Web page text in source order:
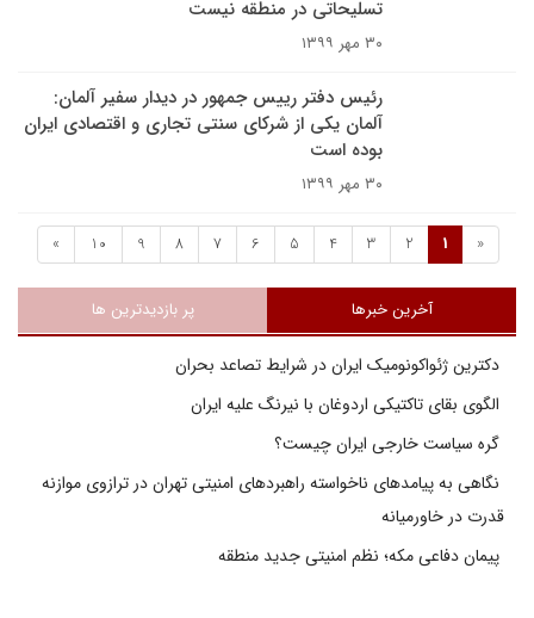
تسلیحاتی در منطقه نیست
۳۰ مهر ۱۳۹۹
رئیس دفتر رییس جمهور در دیدار سفیر آلمان:
آلمان یکی از شرکای سنتی تجاری و اقتصادی ایران
بوده است
۳۰ مهر ۱۳۹۹
«
1
2
3
4
5
6
7
8
9
10
»
آخرین خبرها پر بازدیدترین ها
دکترین ژئواکونومیک ایران در شرایط تصاعد بحران
الگوی بقای تاکتیکی اردوغان با نیرنگ علیه ایران
گره سیاست خارجی ایران چیست؟
نگاهی به پیامدهای ناخواسته راهبردهای امنیتی تهران در ترازوی موازنه
قدرت در خاورمیانه
پیمان دفاعی مکه؛ نظم امنیتی جدید منطقه